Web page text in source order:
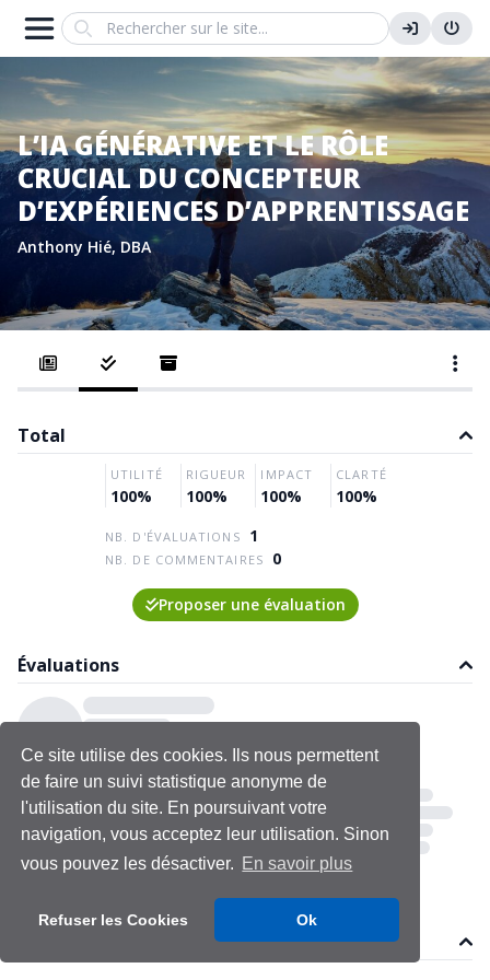
Ce site utilise des cookies. Ils nous permettent
de faire un suivi statistique anonyme de
l'utilisation du site. En poursuivant votre
navigation, vous acceptez leur utilisation. Sinon
vous pouvez les désactiver. En savoir plus
Refuser les Cookies Ok
Search
L’IA GÉNÉRATIVE ET LE RÔLE
CRUCIAL DU CONCEPTEUR
D’EXPÉRIENCES D’APPRENTISSAGE
Anthony Hié, DBA
Total
UTILITÉ
100%
RIGUEUR
100%
IMPACT
100%
CLARTÉ
100%
NB. D'ÉVALUATIONS 1
NB. DE COMMENTAIRES 0
Proposer une évaluation
Évaluations